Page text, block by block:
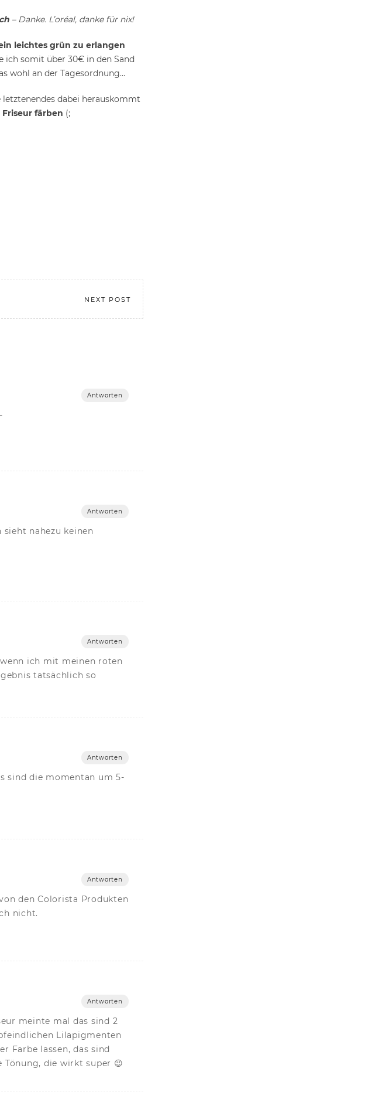
– Danke. L’oréal, danke für nix!
leichtes grün zu erlangen
ich somit über 30€ in den Sand
wohl an der Tagesordnung…
dabei herauskommt
färben (;
NEXT POST
Antworten
Antworten
nahezu keinen
Antworten
ich mit meinen roten
tatsächlich so
Antworten
sind die momentan um 5-
Antworten
den Colorista Produkten
nicht.
Antworten
meinte mal das sind 2
Lilapigmenten
Farbe lassen, das sind
die wirkt super 😉